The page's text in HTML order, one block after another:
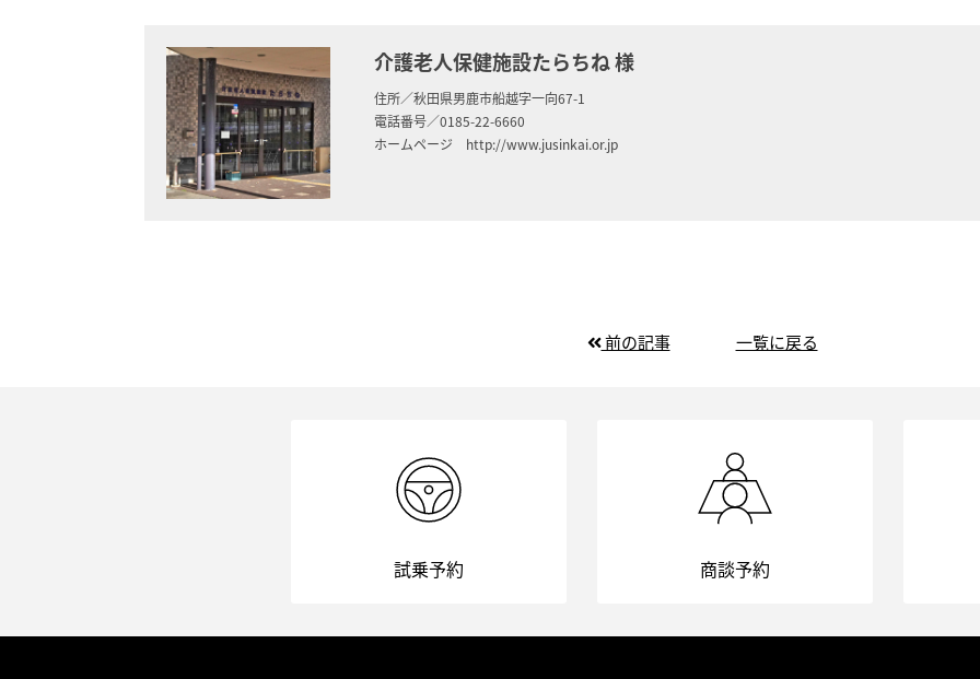
介護老人保健施設たらちね 様
住所／秋田県男鹿市船越字一向67-1
電話番号／0185-22-6660
ホームページ http://www.jusinkai.or.jp
前の記事 一覧に戻る
試乗予約 商談予約